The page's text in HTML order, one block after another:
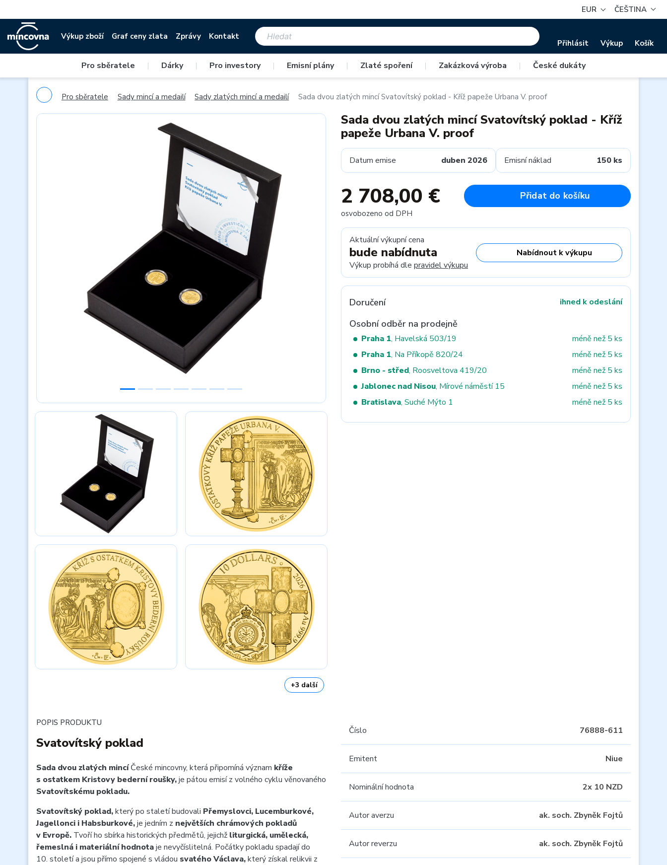
EUR ČEŠTINA
Výkup zboží Graf ceny zlata Zprávy Kontakt
Přihlásit Výkup Košík
Pro sběratele | Dárky | Pro investory | Emisní plány | Zlaté spoření | Zakázková výroba | České dukáty
Pro sběratele Sady mincí a medailí Sady zlatých mincí a medailí Sada dvou zlatých mincí Svatovítský poklad - Kříž papeže Urbana V. proof
+3 další
Sada dvou zlatých mincí Svatovítský poklad - Kříž
papeže Urbana V. proof
Datum emise duben 2026 Emisní náklad 150 ks
2 708,00 €
osvobozeno od DPH
Přidat do košíku
Aktuální výkupní cena
bude nabídnuta
Výkup probíhá dle pravidel výkupu
Nabídnout k výkupu
Doručení ihned k odeslání
Osobní odběr na prodejně
Praha 1, Havelská 503/19
méně než 5 ks
Praha 1, Na Příkopě 820/24
méně než 5 ks
Brno - střed, Roosveltova 419/20
méně než 5 ks
Jablonec nad Nisou, Mírové náměstí 15
méně než 5 ks
Bratislava, Suché Mýto 1 méně než 5 ks
POPIS PRODUKTU
Svatovítský poklad
Sada dvou zlatých mincíČeské mincovny, která připomíná význam kříže
s ostatkem Kristovy bederní roušky,je pátou emisí z volného cyklu věnovaného
Svatovítskému pokladu.
Svatovítský poklad,který po staletí budovali Přemyslovci, Lucemburkové,
Jagellonci i Habsburkové,je jedním z největších chrámových pokladů
v Evropě. Tvoří ho sbírka historických předmětů, jejichž liturgická, umělecká,
řemeslná i materiální hodnotaje nevyčíslitelná. Počátky pokladu spadají do
10. století a jsou přímo spojené s vládou svatého Václava,který získal relikvii z
Číslo 76888-611
Emitent Niue
Nominální hodnota 2x 10 NZD
Autor averzu ak. soch. Zbyněk Fojtů
Autor reverzu ak. soch. Zbyněk Fojtů